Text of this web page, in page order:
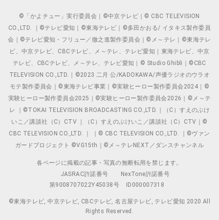
©「かよチュー」実行委員会｜©中京テレビ｜© CBC TELEVISION
CO.,LTD. ｜©テレビ愛知｜©東海テレビ｜©多田かおる/ イタキス製作委員
会｜©テレビ愛知・フリュー／徹之進製作委員会｜©メ～テレ｜©東海テレ
ビ、中京テレビ、CBCテレビ、メ～テレ、テレビ愛知｜東海テレビ、中京
テレビ、CBCテレビ、メ～テレ、テレビ愛知｜© Studio Ghibli｜©CBC
TELEVISION CO.,LTD.｜©2023 二月 公/KADOKAWA/声優ラジオのウラオ
モテ製作委員会｜©東海テレビ事業｜©実験ヒーロー製作委員会2024｜©
実験ヒーロー製作委員会2025｜©実験ヒーロー製作委員会2026｜©メ～テ
レ ｜©TOKAI TELEVISION BROADCASTING CO.,LTD.｜（C）すえのぶけ
いこ／講談社（C）CTV ｜（C）すえのぶけいこ／講談社（C）CTV｜©
CBC TELEVISION CO.,LTD. ｜ ｜© CBC TELEVISION CO.,LTD. ｜©ヴァン
ガードプロジェクト ©VG15th｜©メ～テレNEXT／ダンスチャンネル
各ページに掲載の記事・写真の無断転用を禁じます。
JASRAC許諾番号
NexTone許諾番号
第9008707022Y45038号
ID000007318
©東海テレビ, 中京テレビ, CBCテレビ, 名古屋テレビ, テレビ愛知 2020 All
Rights Reserved.